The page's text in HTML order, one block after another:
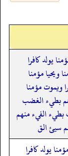
يولد كافرا
ويحيا مؤمنا
ويموت مؤمنا
بطيء الغضب
الفيء منهم
سيئ الق
يولد كافرا